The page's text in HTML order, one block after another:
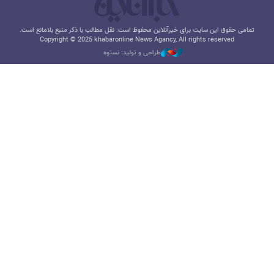
تمامی حقوق این سایت برای خبرآنلاین محفوظ است. نقل مطالب با ذکر منبع بلامانع است.
Copyright © 2025 khabaronline News Agancy, All rights reserved
طراحی و تولید: نستوه